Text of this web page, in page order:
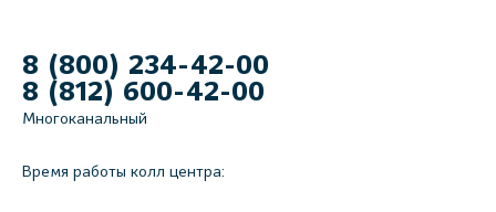
8 (800) 234-42-00
8 (812) 600-42-00
Многоканальный
Время работы колл центра: